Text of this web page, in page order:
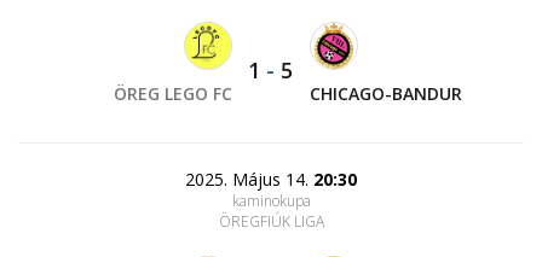
ÖREG LEGO FC
1 - 5
CHICAGO-BANDUR
2025. Május 14. 20:30
kaminokupa
ÖREGFIÚK LIGA